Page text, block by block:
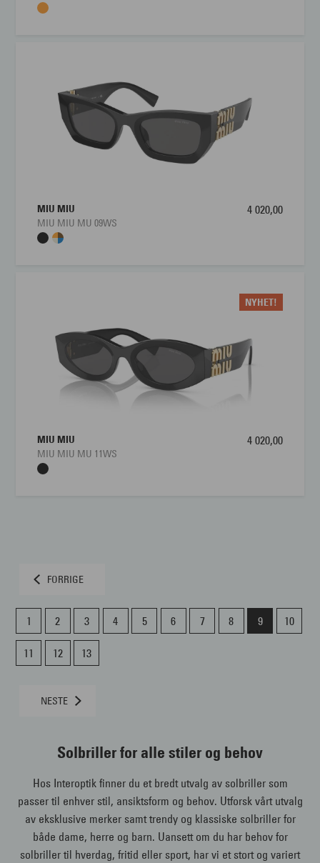
MIU MIU
MIU MIU MU 09WS
4 020,00
NYHET!
MIU MIU
MIU MIU MU 11WS
4 020,00
FORRIGE
1 2 3 4 5 6 7 8 9 10
11 12 13
NESTE
Solbriller for alle stiler og behov
Hos Interoptik finner du et bredt utvalg av solbriller som
passer til enhver stil, ansiktsform og behov. Utforsk vårt utvalg
av eksklusive merker samt trendy og klassiske solbriller for
både dame, herre og barn. Uansett om du har behov for
solbriller til hverdag, fritid eller sport, har vi et stort og variert